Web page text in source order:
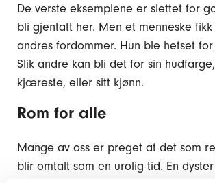
De verste eksemplene er slettet for
bli gjentatt her. Men et menneske
andres fordommer. Hun ble hetset
Slik andre kan bli det for sin
kjæreste, eller sitt kjønn.
Rom for alle
Mange av oss er preget at det som
blir omtalt som en urolig tid. En